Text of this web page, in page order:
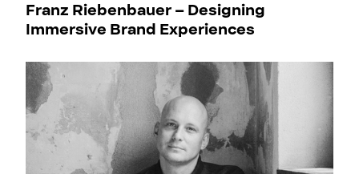
Franz Riebenbauer – Designing
Immersive Brand Experiences